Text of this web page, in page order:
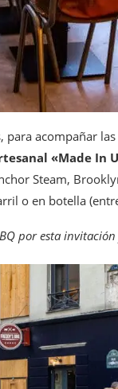
para acompañar las
«Made In
Steam,
o en botella
por esta